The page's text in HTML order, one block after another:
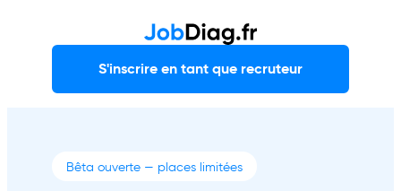
S'inscrire en tant que recruteur
Bêta ouverte — places limitées